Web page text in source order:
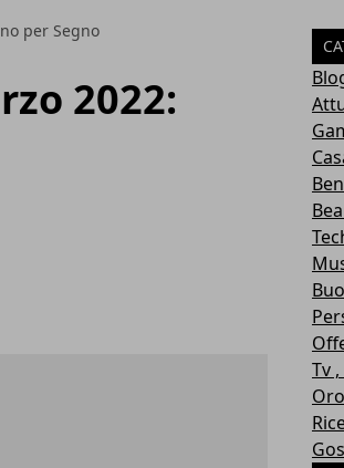
per Segno
2022:
Tv